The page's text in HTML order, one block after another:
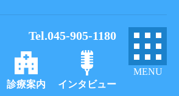
Tel.045-905-1180
診療案内 インタビュー
MENU